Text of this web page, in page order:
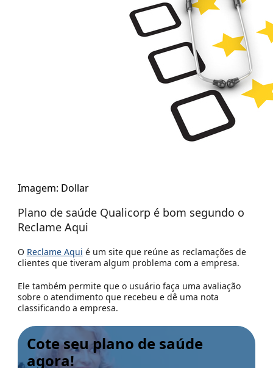
Imagem: Dollar
Plano de saúde Qualicorp é bom segundo o
Reclame Aqui
O Reclame Aqui é um site que reúne as reclamações de
clientes que tiveram algum problema com a empresa.
Ele também permite que o usuário faça uma avaliação
sobre o atendimento que recebeu e dê uma nota
classificando a empresa.
Cote seu plano de saúde
agora!